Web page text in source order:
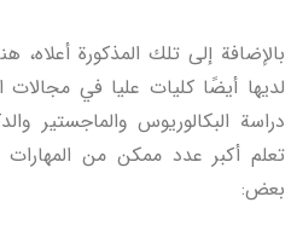
بالإضافة إلى تلك المذكورة
لديها أيضًا كليات عليا في مجالات
دراسة البكالوريوس والماجستير
تعلم أكبر عدد ممكن من المهارات
بعض: